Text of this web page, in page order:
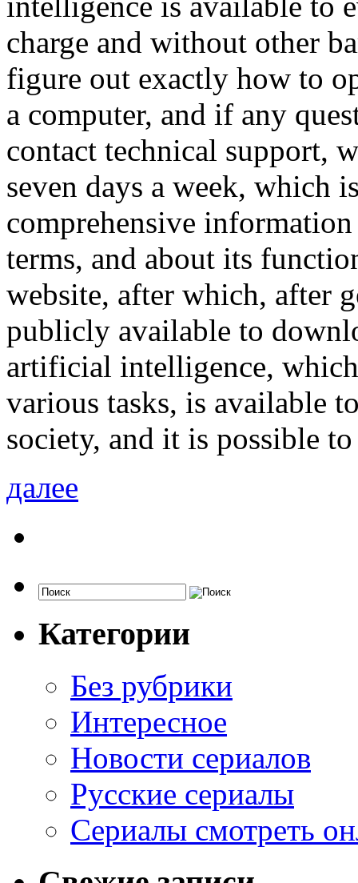
charge and without other
figure out exactly how to
a computer, and if any
contact technical support,
seven days a week, which
comprehensive
terms, and about its
website, after which, after
publicly available to
artificial intelligence,
various tasks, is available
society, and it is possible
далее
Категории
Без рубрики
Интересное
Новости сериалов
Русские сериалы
Сериалы смотреть